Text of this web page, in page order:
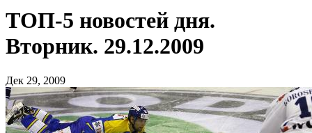
ТОП-5 новостей дня.
Вторник. 29.12.2009
Дек 29, 2009